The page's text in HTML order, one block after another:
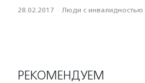
28.02.2017 · Люди с инвалидностью
РЕКОМЕНДУЕМ